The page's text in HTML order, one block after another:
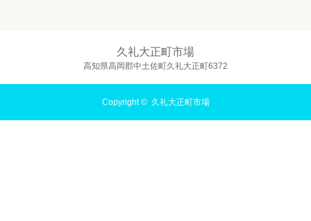
久礼大正町市場
高知県高岡郡中土佐町久礼大正町6372
Copyright © 久礼大正町市場